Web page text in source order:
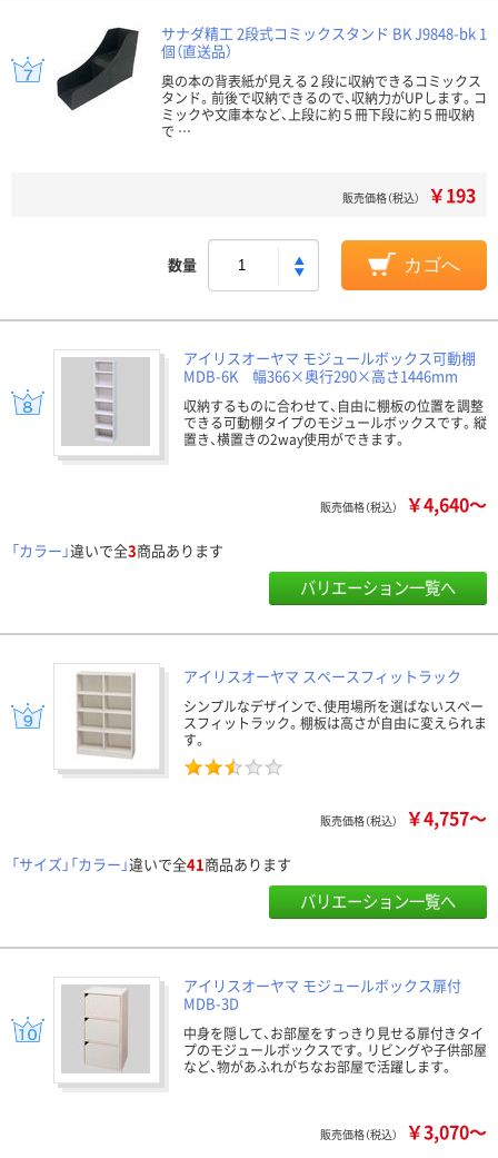
サナダ精工 2段式コミックスタンド BK J9848-bk 1
個（直送品）
奥の本の背表紙が見える２段に収納できるコミックス
タンド。前後で収納できるので、収納力がUPします。コ
ミックや文庫本など、上段に約５冊下段に約５冊収納
で …
販売価格（税込） ￥193
数量 カゴへ
アイリスオーヤマ モジュールボックス可動棚
MDB-6K 幅366×奥行290×高さ1446mm
収納するものに合わせて、自由に棚板の位置を調整
できる可動棚タイプのモジュールボックスです。縦
置き、横置きの2way使用ができます。
販売価格（税込） ￥4,640～
「カラー」違いで全3商品あります
バリエーション一覧へ
アイリスオーヤマ スペースフィットラック
シンプルなデザインで、使用場所を選ばないスペー
スフィットラック。棚板は高さが自由に変えられま
す。
販売価格（税込） ￥4,757～
「サイズ」「カラー」違いで全41商品あります
バリエーション一覧へ
アイリスオーヤマ モジュールボックス扉付
MDB-3D
中身を隠して、お部屋をすっきり見せる扉付きタイ
プのモジュールボックスです。リビングや子供部屋
など、物があふれがちなお部屋で活躍します。
販売価格（税込） ￥3,070～